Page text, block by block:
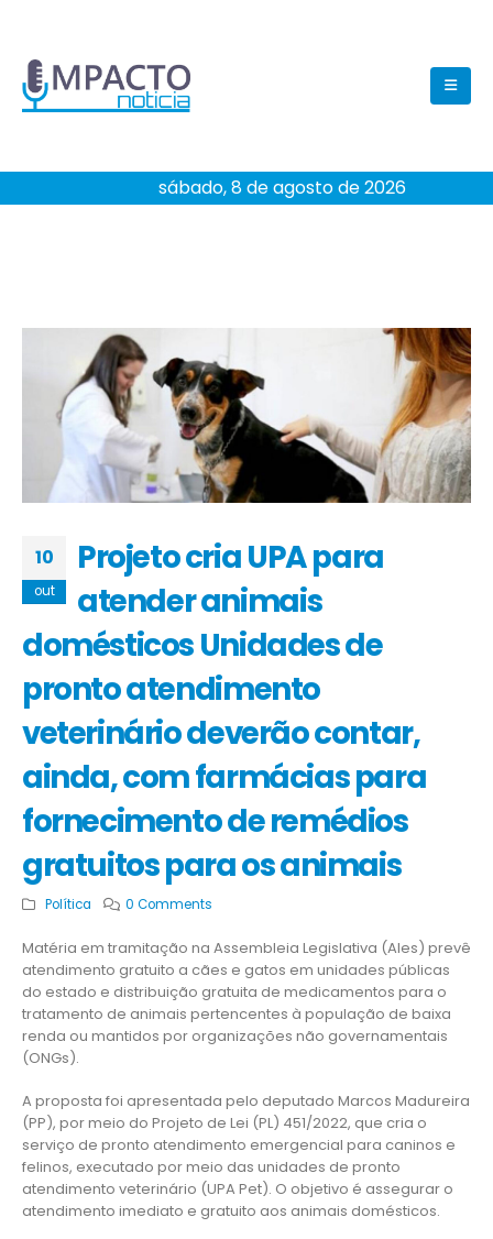
sábado, 8 de agosto de 2026
10
out
Projeto cria UPA para
atender animais
domésticos Unidades de
pronto atendimento
veterinário deverão contar,
ainda, com farmácias para
fornecimento de remédios
gratuitos para os animais
Política 0 Comments
Matéria em tramitação na Assembleia Legislativa (Ales) prevê
atendimento gratuito a cães e gatos em unidades públicas
do estado e distribuição gratuita de medicamentos para o
tratamento de animais pertencentes à população de baixa
renda ou mantidos por organizações não governamentais
(ONGs).
A proposta foi apresentada pelo deputado Marcos Madureira
(PP), por meio do Projeto de Lei (PL) 451/2022, que cria o
serviço de pronto atendimento emergencial para caninos e
felinos, executado por meio das unidades de pronto
atendimento veterinário (UPA Pet). O objetivo é assegurar o
atendimento imediato e gratuito aos animais domésticos.